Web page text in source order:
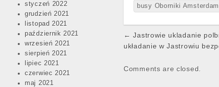
styczeń 2022
grudzień 2021
listopad 2021
październik 2021
wrzesień 2021
sierpień 2021
lipiec 2021
czerwiec 2021
maj 2021
busy Oborniki
Post
navigation
← Jastrowie ukladanie
układanie w Jastrowiu
Comments are closed.